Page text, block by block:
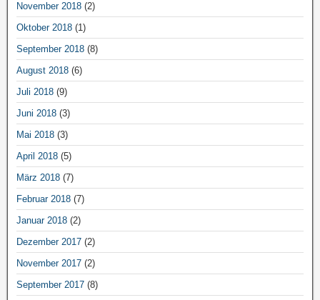
November 2018 (2)
Oktober 2018 (1)
September 2018 (8)
August 2018 (6)
Juli 2018 (9)
Juni 2018 (3)
Mai 2018 (3)
April 2018 (5)
März 2018 (7)
Februar 2018 (7)
Januar 2018 (2)
Dezember 2017 (2)
November 2017 (2)
September 2017 (8)